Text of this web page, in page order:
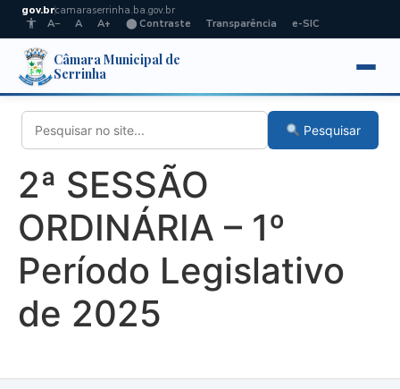
gov.brcamaraserrinha.ba.gov.br
A−
A A+ ⬤ Contraste Transparência e-SIC
Câmara Municipal de
Serrinha
Pesquisar
2ª SESSÃO
ORDINÁRIA – 1º
Período Legislativo
de 2025